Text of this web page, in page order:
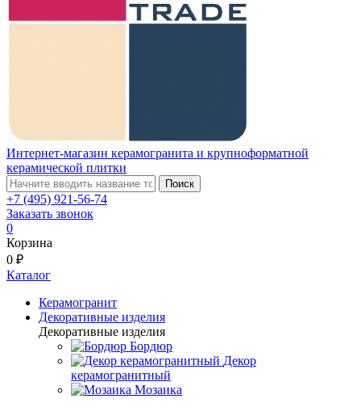
Интернет-магазин керамогранита и крупноформатной
керамической плитки
Поиск
+7 (495) 921-56-74
Заказать звонок
0
Корзина
0 ₽
Каталог
Керамогранит
Декоративные изделия
Декоративные изделия
Бордюр
Декор
керамогранитный
Мозаика